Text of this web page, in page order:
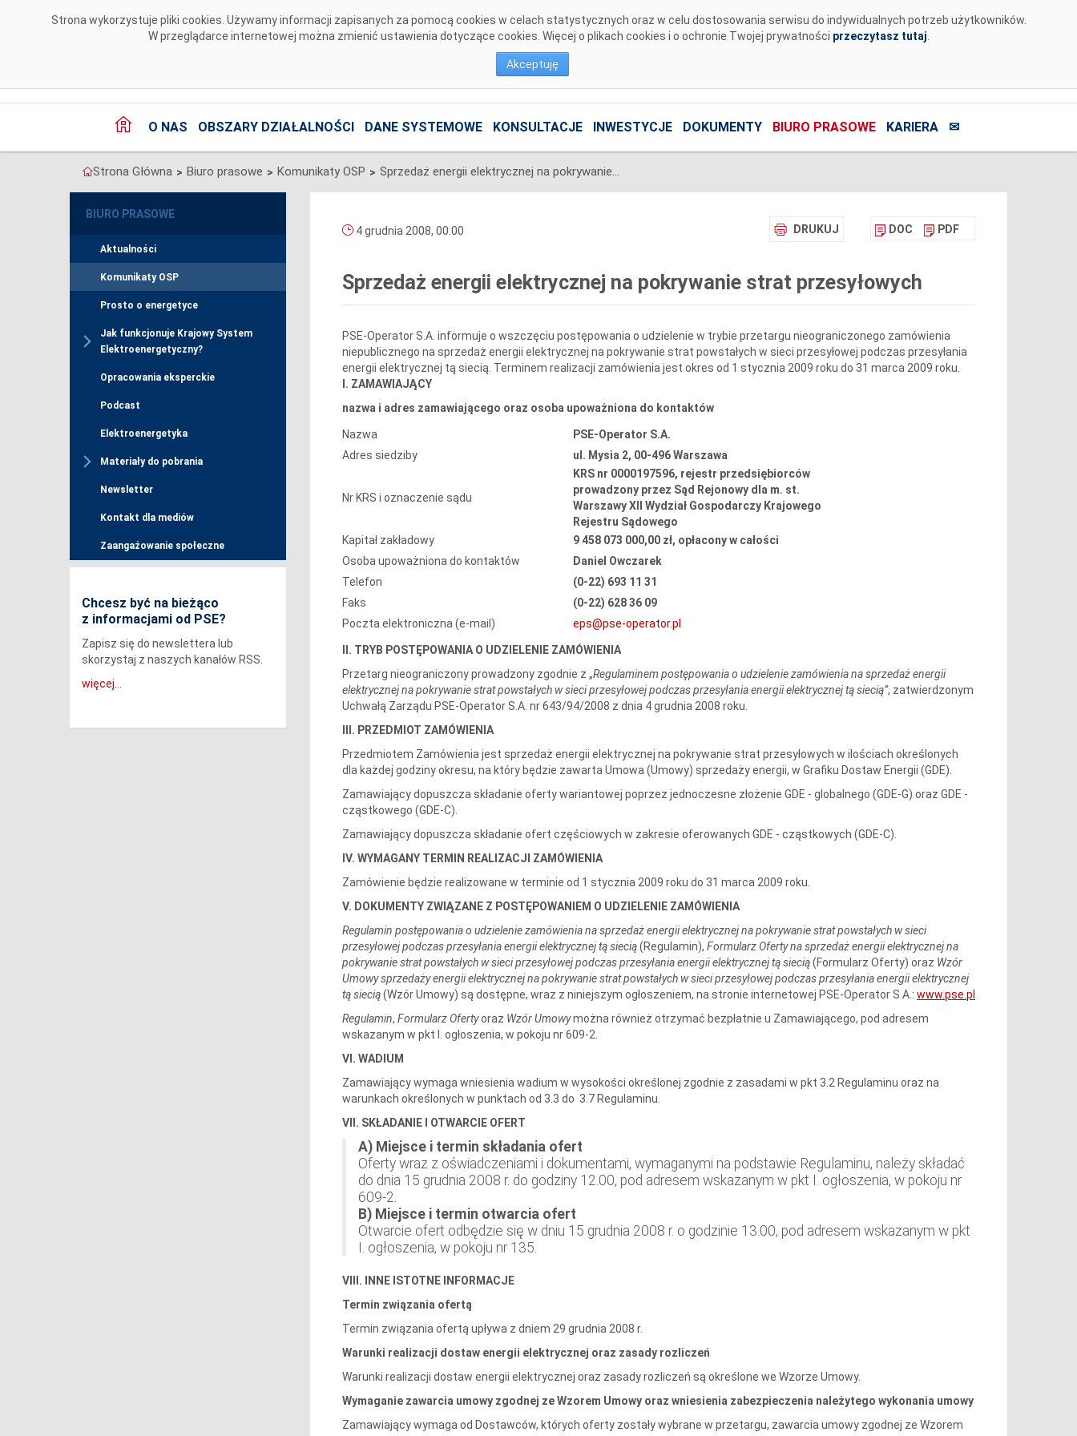
Strona wykorzystuje pliki cookies. Używamy informacji zapisanych za pomocą cookies w celach statystycznych oraz w celu dostosowania serwisu do indywidualnych potrzeb użytkowników.
W przeglądarce internetowej można zmienić ustawienia dotyczące cookies. Więcej o plikach cookies i o ochronie Twojej prywatności przeczytasz tutaj
Akceptuję
O NAS OBSZARY DZIAŁALNOŚCI DANE SYSTEMOWE KONSULTACJE INWESTYCJE DOKUMENTY BIURO PRASOWE KARIERA ✉
Strona Główna > Biuro prasowe > Komunikaty OSP > Sprzedaż energii elektrycznej na pokrywanie strat przesyłowych
BIURO PRASOWE
Aktualności
Komunikaty OSP
Prosto o energetyce
Jak funkcjonuje Krajowy System
Elektroenergetyczny?
Opracowania eksperckie
Podcast
Elektroenergetyka
Materiały do pobrania
Newsletter
Kontakt dla mediów
Zaangażowanie społeczne
Chcesz być na bieżąco
z informacjami od PSE?
Zapisz się do newslettera lub
skorzystaj z naszych kanałów RSS.
więcej...
DRUKUJ DOC PDF
4 grudnia 2008, 00:00
Sprzedaż energii elektrycznej na pokrywanie strat przesyłowych
PSE-Operator S.A. informuje o wszczęciu postępowania o udzielenie w trybie przetargu nieograniczonego zamówienia
niepublicznego na sprzedaż energii elektrycznej na pokrywanie strat powstałych w sieci przesyłowej podczas przesyłania
energii elektrycznej tą siecią. Terminem realizacji zamówienia jest okres od 1 stycznia 2009 roku do 31 marca 2009 roku.
I. ZAMAWIAJĄCY
nazwa i adres zamawiającego oraz osoba upoważniona do kontaktów
Nazwa
PSE-Operator S.A.
Adres siedziby
ul. Mysia 2, 00-496 Warszawa
Nr KRS i oznaczenie sądu
KRS nr 0000197596, rejestr przedsiębiorców
prowadzony przez Sąd Rejonowy dla m. st.
Warszawy XII Wydział Gospodarczy Krajowego
Rejestru Sądowego
Kapitał zakładowy
9 458 073 000,00 zł, opłacony w całości
Osoba upoważniona do kontaktów
Daniel Owczarek
Telefon
(0-22) 693 11 31
Faks
(0-22) 628 36 09
Poczta elektroniczna (e-mail)
eps@pse-operator.pl
II. TRYB POSTĘPOWANIA O UDZIELENIE ZAMÓWIENIA
Przetarg nieograniczonyprowadzony zgodnie z „Regulaminem postępowania o udzielenie zamówienia na sprzedaż energii
elektrycznej na pokrywanie strat powstałych w sieci przesyłowej podczas przesyłania energii elektrycznej tą siecią”, zatwierdzonym
Uchwałą Zarządu PSE-Operator S.A. nr 643/94/2008 z dnia 4 grudnia 2008 roku.
III. PRZEDMIOT ZAMÓWIENIA
Przedmiotem Zamówienia jest sprzedaż energii elektrycznej na pokrywanie strat przesyłowych w ilościach określonych
dla każdej godziny okresu, na który będzie zawarta Umowa (Umowy) sprzedaży energii, w Grafiku Dostaw Energii (GDE).
Zamawiający dopuszcza składanie oferty wariantowej poprzez jednoczesne złożenie GDE - globalnego (GDE-G) oraz GDE -
cząstkowego (GDE-C).
Zamawiający dopuszcza składanie ofert częściowych w zakresie oferowanych GDE - cząstkowych (GDE-C).
IV. WYMAGANY TERMIN REALIZACJI ZAMÓWIENIA
Zamówienie będzie realizowane w terminie od 1 stycznia 2009 roku do 31 marca 2009 roku.
V. DOKUMENTY ZWIĄZANE Z POSTĘPOWANIEM O UDZIELENIE ZAMÓWIENIA
Regulamin postępowania o udzielenie zamówienia na sprzedaż energii elektrycznej na pokrywanie strat powstałych w sieci
przesyłowej podczas przesyłania energii elektrycznej tą siecią(Regulamin), Formularz Oferty na sprzedaż energii elektrycznej na
pokrywanie strat powstałych w sieci przesyłowej podczas przesyłania energii elektrycznej tą siecią(Formularz Oferty) oraz Wzór
Umowy sprzedaży energii elektrycznej na pokrywanie strat powstałych w sieci przesyłowej podczas przesyłania energii elektrycznej
tą siecią(Wzór Umowy) są dostępne, wraz z niniejszym ogłoszeniem, na stronie internetowej PSE-Operator S.A.: www.pse.pl
Regulamin, Formularz Ofertyoraz Wzór Umowymożna również otrzymać bezpłatnie u Zamawiającego, pod adresem
wskazanym w pkt I. ogłoszenia, w pokoju nr 609-2.
VI. WADIUM
Zamawiający wymaga wniesienia wadium w wysokości określonej zgodnie z zasadami w pkt 3.2 Regulaminu oraz na
warunkach określonych w punktach od 3.3 do 3.7 Regulaminu.
VII. SKŁADANIE I OTWARCIE OFERT
A) Miejsce i termin składania ofert
Oferty wraz z oświadczeniami i dokumentami, wymaganymi na podstawie Regulaminu, należy składać
do dnia 15 grudnia 2008 r. do godziny 12.00, pod adresem wskazanym w pkt I. ogłoszenia, w pokoju nr
609-2.
B) Miejsce i termin otwarcia ofert
Otwarcie ofert odbędzie się w dniu 15 grudnia 2008 r. o godzinie 13.00, pod adresem wskazanym w pkt
I. ogłoszenia, w pokoju nr 135.
VIII. INNE ISTOTNE INFORMACJE
Termin związania ofertą
Termin związania ofertą upływa z dniem 29 grudnia 2008 r.
Warunki realizacji dostaw energii elektrycznej oraz zasady rozliczeń
Warunki realizacji dostaw energii elektrycznej oraz zasady rozliczeń są określone we Wzorze Umowy.
Wymaganie zawarcia umowy zgodnej ze Wzorem Umowy oraz wniesienia zabezpieczenia należytego wykonania umowy
Zamawiający wymaga od Dostawców, których oferty zostały wybrane w przetargu, zawarcia umowy zgodnej ze Wzorem